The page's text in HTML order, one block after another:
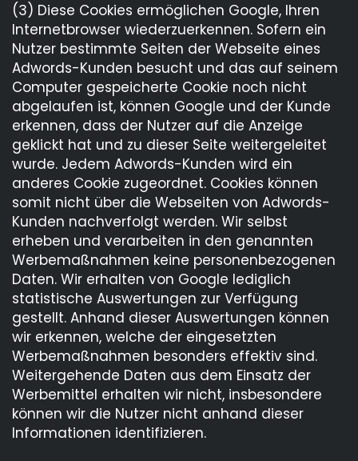
(3) Diese Cookies ermöglichen Google, Ihren
Internetbrowser wiederzuerkennen. Sofern ein
Nutzer bestimmte Seiten der Webseite eines
Adwords-Kunden besucht und das auf seinem
Computer gespeicherte Cookie noch nicht
abgelaufen ist, können Google und der Kunde
erkennen, dass der Nutzer auf die Anzeige
geklickt hat und zu dieser Seite weitergeleitet
wurde. Jedem Adwords-Kunden wird ein
anderes Cookie zugeordnet. Cookies können
somit nicht über die Webseiten von Adwords-
Kunden nachverfolgt werden. Wir selbst
erheben und verarbeiten in den genannten
Werbemaßnahmen keine personenbezogenen
Daten. Wir erhalten von Google lediglich
statistische Auswertungen zur Verfügung
gestellt. Anhand dieser Auswertungen können
wir erkennen, welche der eingesetzten
Werbemaßnahmen besonders effektiv sind.
Weitergehende Daten aus dem Einsatz der
Werbemittel erhalten wir nicht, insbesondere
können wir die Nutzer nicht anhand dieser
Informationen identifizieren.